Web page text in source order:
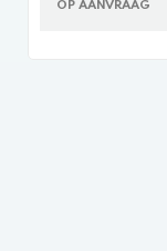
OP AANVRAAG